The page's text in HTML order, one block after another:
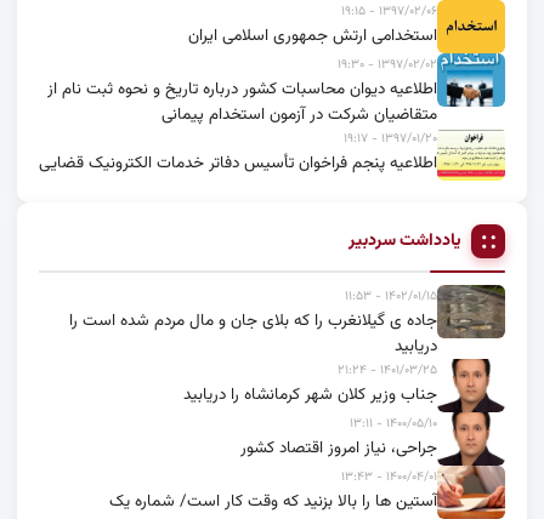
۱۳۹۷/۰۲/۰۶ - ۱۹:۱۵
استخدامی ارتش جمهوری اسلامی ایران
۱۳۹۷/۰۲/۰۲ - ۱۹:۳۰
اطلاعیه دیوان محاسبات کشور درباره تاریخ و نحوه ثبت نام از
متقاضیان شرکت در آزمون استخدام پیمانی
۱۳۹۷/۰۱/۲۰ - ۱۹:۱۷
اطلاعیه پنجم فراخوان تأسیس دفاتر خدمات الکترونیک قضایی
یادداشت سردبیر
۱۴۰۲/۰۱/۱۵ - ۱۱:۵۳
جاده ی گیلانغرب را که بلای جان و مال مردم شده است را
دریابید
۱۴۰۱/۰۳/۲۵ - ۲۱:۲۴
جناب وزیر کلان شهر کرمانشاه را دریابید
۱۴۰۰/۰۵/۱۰ - ۱۳:۱۱
جراحی، نیاز امروز اقتصاد کشور
۱۴۰۰/۰۴/۰۱ - ۱۳:۴۳
آستین ها را بالا بزنید که وقت کار است/ شماره یک